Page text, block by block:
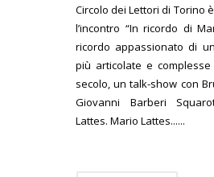
Circolo dei Lettori di Torino
l’incontro “In ricordo di
ricordo appassionato di
più articolate e
secolo, un talk-show con
Giovanni Barberi
Lattes. Mario Lattes......